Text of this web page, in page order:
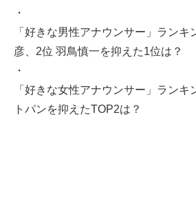
・
「好きな男性アナウンサー」ランキ
彦、2位 羽鳥慎一を抑えた1位は？
・
「好きな女性アナウンサー」ランキ
トパンを抑えたTOP2は？